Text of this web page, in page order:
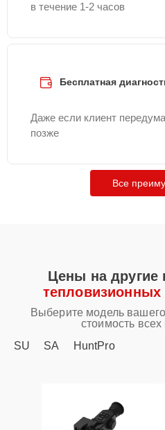
в течение 1-2 часов
Бесплатная
Даже если клиент
позже
Все
Цены на другие
тепловизионных
Выберите модель
стоимость
SU
SA HuntPro